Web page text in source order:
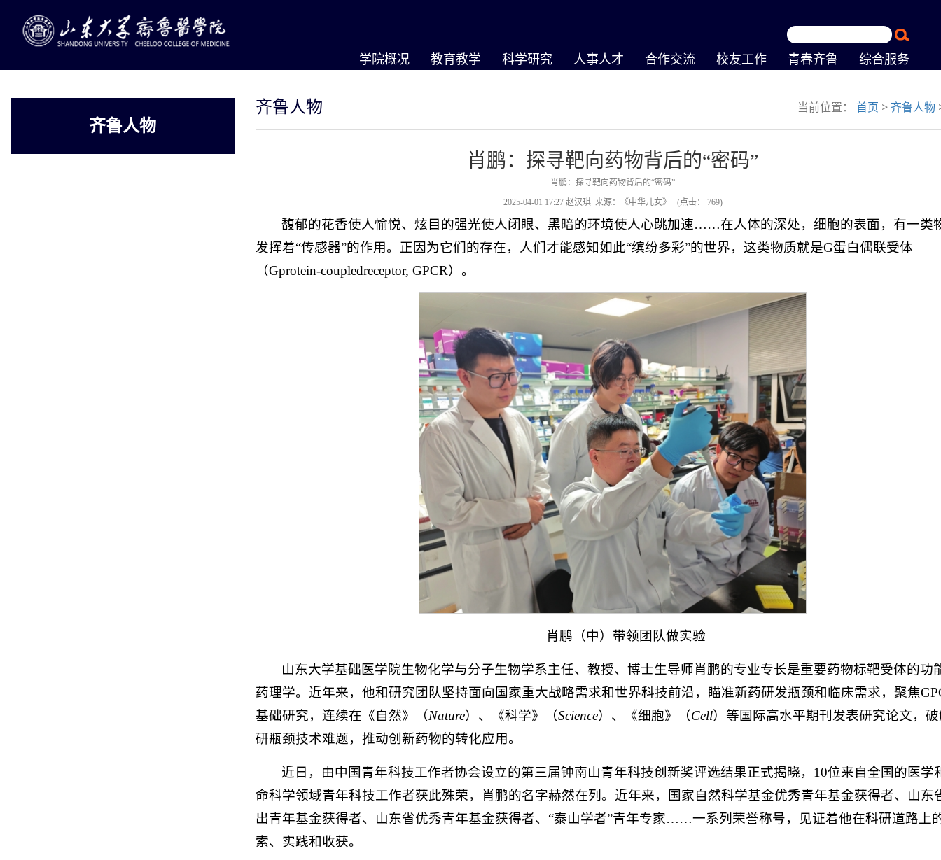
学院概况 教育教学 科学研究 人事人才 合作交流 校友工作 青春齐鲁 综合服务
齐鲁人物
齐鲁人物 当前位置： 首页 > 齐鲁人物
肖鹏：探寻靶向药物背后的“密码”
肖鹏：探寻靶向药物背后的“密码”
2025-04-01 17:27 赵汉琪 来源：《中华儿女》 (点击： 769)
馥郁的花香使人愉悦、炫目的强光使人闭眼、黑暗的环境使人心跳加速……在人体的深处，细胞的表面，有一类
发挥着“传感器”的作用。正因为它们的存在，人们才能感知如此“缤纷多彩”的世界，这类物质就是G蛋白偶联受体
（Gprotein-coupledreceptor, GPCR）。
肖鹏（中）带领团队做实验
山东大学基础医学院生物化学与分子生物学系主任、教授、博士生导师肖鹏的专业专长是重要药物标靶受体的功
药理学。近年来，他和研究团队坚持面向国家重大战略需求和世界科技前沿，瞄准新药研发瓶颈和临床需求，聚焦
基础研究，连续在《自然》（Nature）、《科学》（Science）、《细胞》（Cell）等国际高水平期刊发表研究论文，
研瓶颈技术难题，推动创新药物的转化应用。
近日，由中国青年科技工作者协会设立的第三届钟南山青年科技创新奖评选结果正式揭晓，10位来自全国的医学
命科学领域青年科技工作者获此殊荣，肖鹏的名字赫然在列。近年来，国家自然科学基金优秀青年基金获得者、山东
出青年基金获得者、山东省优秀青年基金获得者、“泰山学者”青年专家……一系列荣誉称号，见证着他在科研道路上
索、实践和收获。